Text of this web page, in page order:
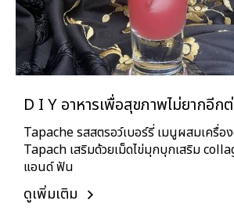
D I Y อาหารเพื่อสุขภาพไม่ยากอีก
Tapache รสสตรอว์เบอร์รี่ เมนูผสมเครื่
Tapach เสริมด้วยเม็ดไข่มุกบุกเสริม
แอนด์ ฟัน
ดูเพิ่มเติม